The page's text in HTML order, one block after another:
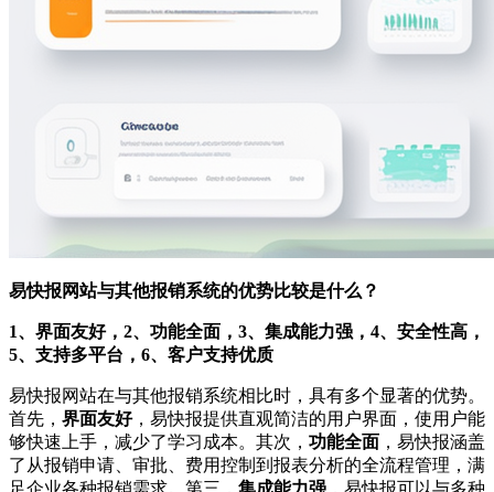
易快报网站与其他报销系统的优势比较是什么？
1、界面友好，2、功能全面，3、集成能力强，4、安全性高，
5、支持多平台，6、客户支持优质
易快报网站在与其他报销系统相比时，具有多个显著的优势。
首先， 界面友好，易快报提供直观简洁的用户界面，使用户能
够快速上手，减少了学习成本。其次， 功能全面 ，易快报涵盖
了从报销申请、审批、费用控制到报表分析的全流程管理，满
足企业各种报销需求。第三， 集成能力强 ，易快报可以与多种